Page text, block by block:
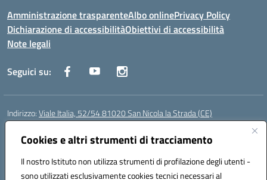
Cookies e altri strumenti di tracciamento
Il nostro Istituto non utilizza strumenti di profilazione degli utenti -
sono utilizzati esclusivamente cookies tecnici necessari al
Amministrazione trasparenteAlbo onlinePrivacy Policy
Dichiarazione di accessibilitàObiettivi di accessibilità
Note legali
Seguici su:
Indirizzo:Viale Italia, 52/54 81020 San Nicola la Strada (CE)
Centralino:
Posta elettronica certificata (PEC):ceic86700d@pec.istruzione.it
Codice fiscale: 93081990611
Codice meccanografico:CEIC86700D